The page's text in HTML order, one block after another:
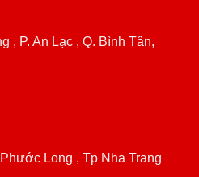
, P. An Lạc , Q. Bình Tân,
Long , Tp Nha Trang